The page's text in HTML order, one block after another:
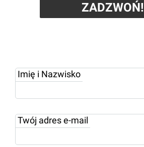
ZADZWOŃ!
Imię i Nazwisko
Twój adres e-mail